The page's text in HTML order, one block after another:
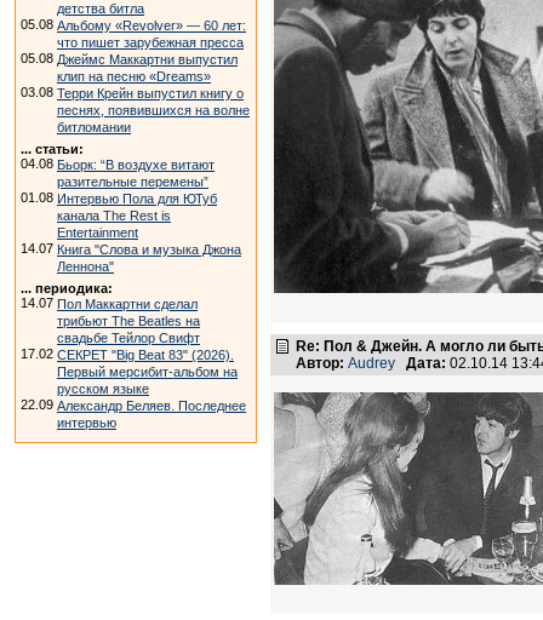
детства битла
05.08 Альбому «Revolver» — 60 лет:
что пишет зарубежная пресса
05.08 Джеймс Маккартни выпустил
клип на песню «Dreams»
03.08 Терри Крейн выпустил книгу о
песнях, появившихся на волне
битломании
... статьи:
04.08 Бьорк: “В воздухе витают
разительные перемены”
01.08 Интервью Пола для ЮТуб
канала The Rest is
Entertainment
14.07 Книга "Слова и музыка Джона
Леннона"
... периодика:
14.07 Пол Маккартни сделал
трибьют The Beatles на
свадьбе Тейлор Свифт
17.02 СЕКРЕТ "Big Beat 83" (2026).
Первый мерсибит-альбом на
русском языке
22.09 Александр Беляев. Последнее
интервью
Re: Пол & Джейн. А могло ли
Автор: Audrey Дата: 02.10.14